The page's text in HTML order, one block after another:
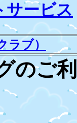
サービス
ラブ）
のご